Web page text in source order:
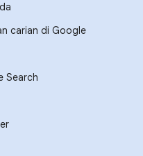
carian di Google
Search